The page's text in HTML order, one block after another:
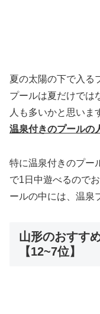
夏の太陽の下で入る
プールは夏だけでは
人も多いかと思いま
温泉付きのプールの
特に温泉付きのプー
で1日中遊べるので
ールの中には、温泉
山形のおすす
【12~7位】